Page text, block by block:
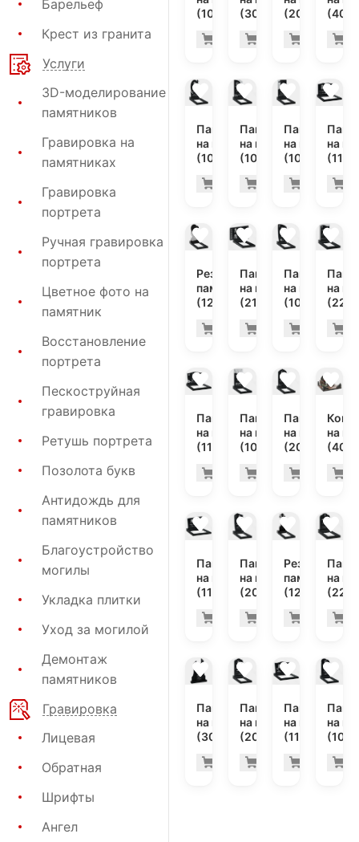
Барельеф
Крест из гранита
Услуги
3D-моделирование
памятников
Гравировка на
памятниках
Гравировка
портрета
Ручная гравировка
портрета
Цветное фото на
памятник
Восстановление
портрета
Пескоструйная
гравировка
Ретушь портрета
Позолота букв
Антидождь для
памятников
Благоустройство
могилы
Укладка плитки
Уход за могилой
Демонтаж
памятников
Гравировка
Лицевая
Обратная
Шрифты
Ангел
(10-357)
36.700
Купить
(30-648)
Купить
(20-124)
Купить
(40-
Памятник
на могилу
(10-759)
42.700
Купить
Памятник
на могилу
(10-714)
Купить
Памятник
на могилу
(10-770)
Купить
на
(11-
Резной
памятник
(12-264)
80.700
Купить
Памятник
на могилу
(21-115)
Купить
Памятник
на могилу
(10-158)
Купить
на
(22-
Памятник
на могилу
(11-343)
54.000
Купить
Памятник
на могилу
(10-568)
Купить
Памятник
на могилу
(20-165)
Купить
на
(40-
Памятник
на могилу
(11-117)
46.300
Купить
Памятник
на могилу
(20-118)
Купить
Резной
памятник
(12-247)
Купить
на
(22-
Памятник
на могилу
(30-210)
84.700
Купить
Памятник
на могилу
(20-163)
Купить
Памятник
на могилу
(11-167)
Купить
на
(10-